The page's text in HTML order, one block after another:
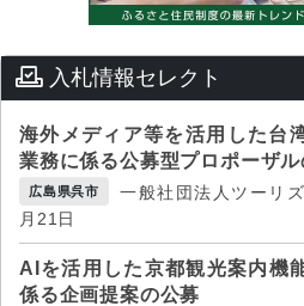
入札情報セレクト
海外メディア等を活用した台
業務に係る公募型プロポーザ
広島県呉市
一般社団法人ツーリ
月21日
AIを活用した京都観光案内機
係る企画提案の公募